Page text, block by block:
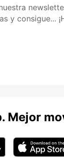
y consigue...
Mejor